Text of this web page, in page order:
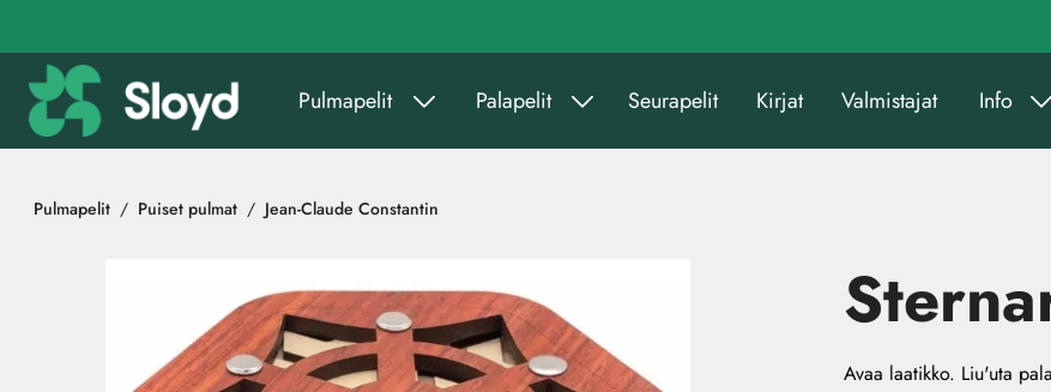
Pulmapelit Palapelit Seurapelit Kirjat Valmistajat Info
Pulmapelit Puiset pulmat Jean-Claude Constantin
Avaa laatikko. Liu'uta